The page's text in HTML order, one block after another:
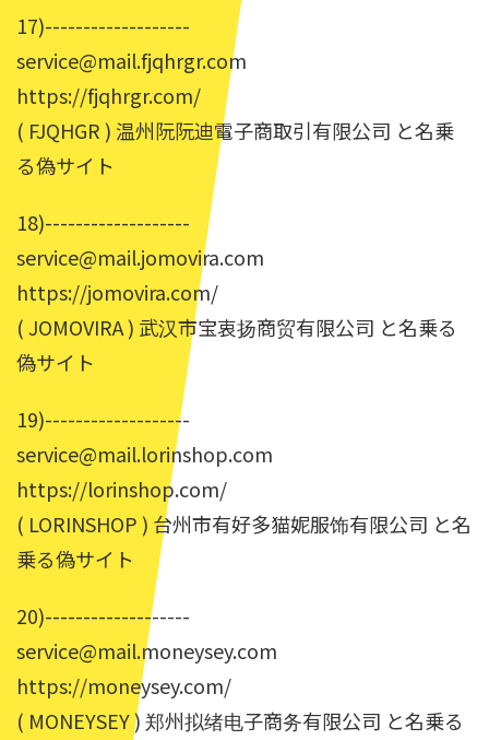
17)-------------------
service@mail.fjqhrgr.com
https://fjqhrgr.com/
( FJQHGR ) 温州阮阮迪電子商取引有限公司 と名乗
る偽サイト
18)-------------------
service@mail.jomovira.com
https://jomovira.com/
( JOMOVIRA ) 武汉市宝衷扬商贸有限公司 と名乗る
偽サイト
19)-------------------
service@mail.lorinshop.com
https://lorinshop.com/
( LORINSHOP ) 台州市有好多猫妮服饰有限公司 と名
乗る偽サイト
20)-------------------
service@mail.moneysey.com
https://moneysey.com/
( MONEYSEY ) 郑州拟绪电子商务有限公司 と名乗る